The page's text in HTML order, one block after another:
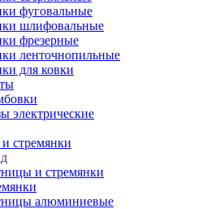
фуговальные
шлифовальные
фрезерные
ленточнопильные
для ковки
электрические
стремянки
и стремянки
алюминиевые